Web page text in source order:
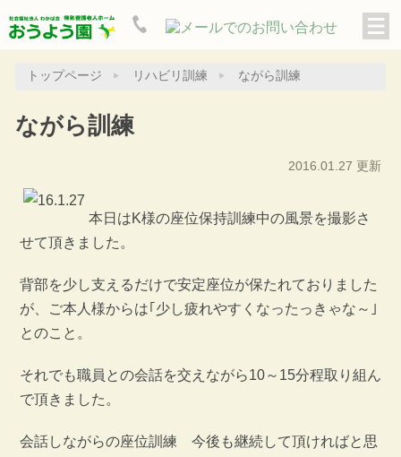
トップページ リハビリ訓練 ながら訓練
ながら訓練
2016.01.27 更新
本日はK様の座位保持訓練中の風景を撮影さ
せて頂きました。
背部を少し支えるだけで安定座位が保たれておりました
が、ご本人様からは｢少し疲れやすくなったっきゃな～｣
とのこと。
それでも職員との会話を交えながら10～15分程取り組ん
で頂きました。
会話しながらの座位訓練 今後も継続して頂ければと思